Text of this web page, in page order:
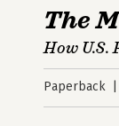
The
How
Paperback